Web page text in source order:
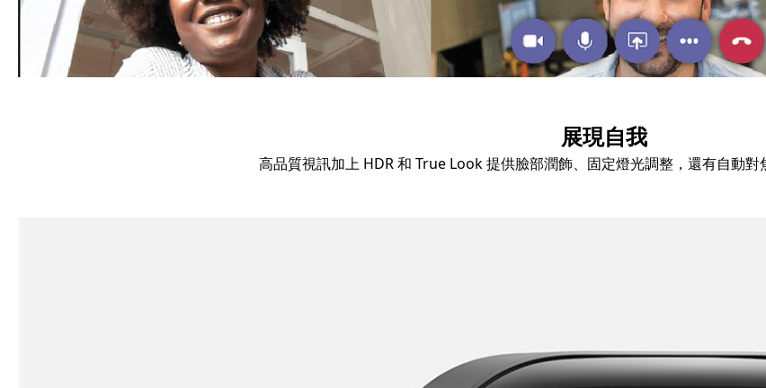
展現自我
高品質視訊加上 HDR 和 True Look 提供臉部潤飾、固定燈光調整，還有自動